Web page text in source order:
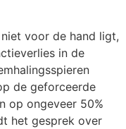
voor de hand ligt,
in de
de geforceerde
op ongeveer 50%
het gesprek over